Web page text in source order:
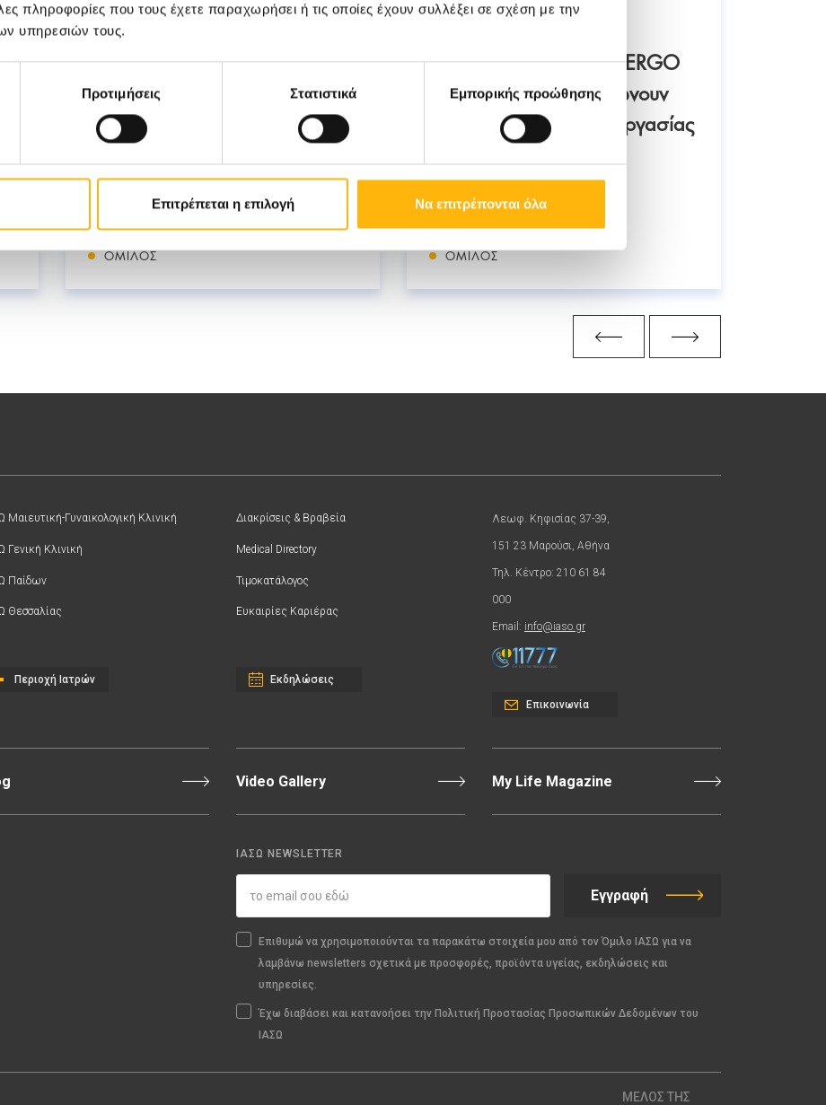
πληροφορίες που τους έχετε παραχωρήσει ή τις οποίες έχουν συλλέξει σε σχέση με την
υπηρεσιών τους.
Προτιμήσεις Στατιστικά Εμπορικής προώθησης
Επιτρέπεται η επιλογή Να επιτρέπονται όλα
13/05/2025
Όμιλος ΙΑΣΩ – Ιατρική Σχολή
Ευρωπαϊκού Πανεπιστημίου
Κύπρου: Στρατηγική συμμαχία
από το 2017
ΌΜΙΛΟΣ
29/04/2024
Ο Όμιλος ΙΑΣΩ και η ERGO
Ασφαλιστική ανακοινώνουν
την επέκταση της συνεργασίας
ΌΜΙΛΟΣ
Μαιευτική-Γυναικολογική Κλινική
Γενική Κλινική
Παίδων
Θεσσαλίας
Περιοχή Ιατρών
Διακρίσεις & Βραβεία
Medical Directory
Τιμοκατάλογος
Ευκαιρίες Καριέρας
Εκδηλώσεις
Λεωφ. Κηφισίας 37-39,
151 23 Μαρούσι, Αθήνα
Τηλ. Κέντρο: 210 61 84
000
Email: info@iaso.gr
Επικοινωνία
Video Gallery My Life Magazine
ΙΑΣΩ NEWSLETTER
Εγγραφή
Επιθυμώ να χρησιμοποιούνται τα παρακάτω στοιχεία μου από τον Όμιλο ΙΑΣΩ για να
λαμβάνω newsletters σχετικά με προσφορές, προϊόντα υγείας, εκδηλώσεις και
υπηρεσίες.
Έχω διαβάσει και κατανοήσει την Πολιτική Προστασίας Προσωπικών Δεδομένων του
ΙΑΣΩ
ΜΕΛΟΣ ΤΗΣ